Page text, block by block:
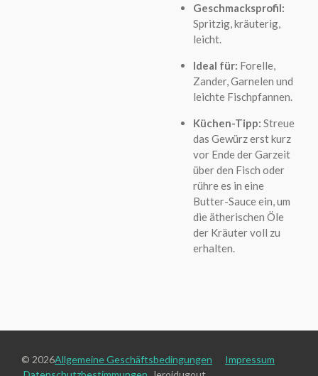
Geschmacksprofil:
Spritzig, kräuterig,
leicht.
Ideal für: Forelle,
Zander, Garnelen und
leichte Fischpfannen.
Küchen-Tipp: Streue
das Gewürz erst kurz
vor Ende der Garzeit
über den Fisch oder
rühre es in eine
Butter-Sauce ein, um
die ätherischen Öle
der Kräuter voll zu
erhalten.
© 2026Allgemeine Geschäftsbedingungen
Impressum